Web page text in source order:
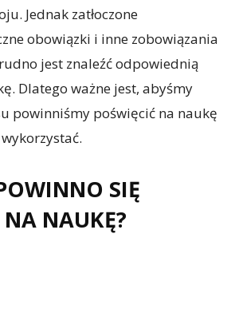
Jednak zatłoczone
obowiązki i inne zobowiązania
jest znaleźć odpowiednią
Dlatego ważne jest, abyśmy
powinniśmy poświęcić na naukę
SIĘ
NA NAUKĘ?